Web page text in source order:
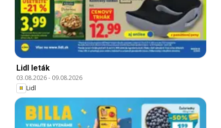
Lidl leták
03.08.2026- 09.08.2026
Lidl